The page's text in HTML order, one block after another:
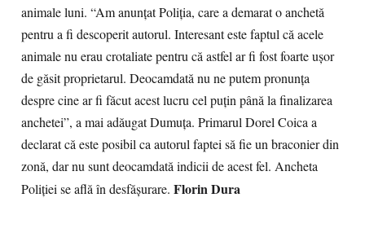
animale luni. “Am anunţat Poliţia, care a demarat o anchetă
pentru a fi descoperit autorul. Interesant este faptul că acele
animale nu erau crotaliate pentru că astfel ar fi fost foarte uşor
de găsit proprietarul. Deocamdată nu ne putem pronunţa
despre cine ar fi făcut acest lucru cel puţin până la finalizarea
anchetei”, a mai adăugat Dumuţa. Primarul Dorel Coica a
declarat că este posibil ca autorul faptei să fie un braconier din
zonă, dar nu sunt deocamdată indicii de acest fel. Ancheta
Poliţiei se află în desfăşurare. Florin Dura